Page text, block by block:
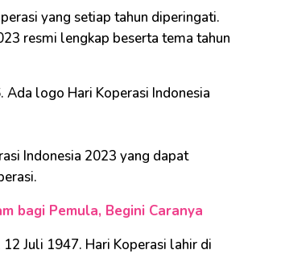
yang setiap tahun diperingati.
resmi lengkap beserta tema tahun
Ada logo Hari Koperasi Indonesia
Indonesia 2023 yang dapat
bagi Pemula, Begini Caranya
Juli 1947. Hari Koperasi lahir di